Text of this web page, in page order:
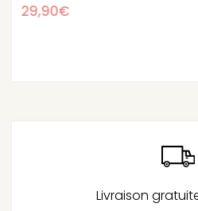
Livraison